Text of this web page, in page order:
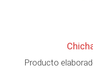
Producto